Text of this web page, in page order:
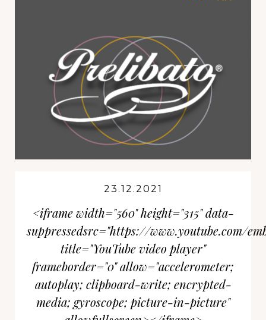
23.12.2021
<iframe width="560" height="315" data-
suppressedsrc="https://www.youtube.com/
title="YouTube video player"
frameborder="0" allow="accelerometer;
autoplay; clipboard-write; encrypted-
media; gyroscope; picture-in-picture"